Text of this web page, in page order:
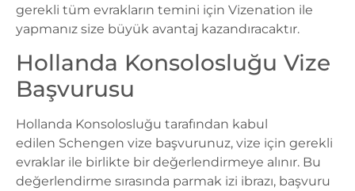
gerekli tüm evrakların temini için Vizenation ile
yapmanız size büyük avantaj kazandıracaktır.
Hollanda Konsolosluğu Vize
Başvurusu
Hollanda Konsolosluğu tarafından kabul
edilen Schengen vize başvurunuz, vize için gerekli
evraklar ile birlikte bir değerlendirmeye alınır. Bu
değerlendirme sırasında parmak izi ibrazı, başvuru